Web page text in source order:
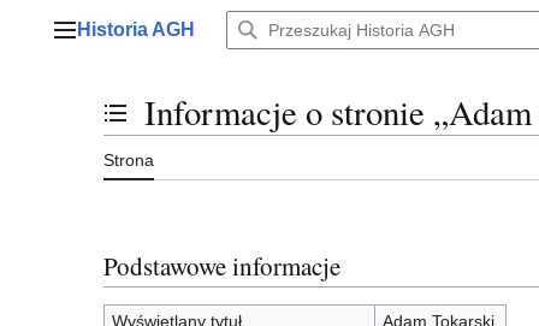
Menu główne
Historia AGH
Przełącz stan spisu treści
Informacje o stronie
Strona
Podstawowe informacje
Wyświetlany tytuł
Adam Tokarski